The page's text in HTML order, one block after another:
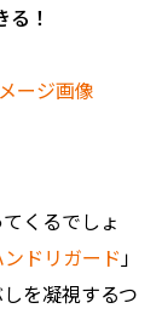
！
くるでしょ
ンドリガード」
を凝視するつ